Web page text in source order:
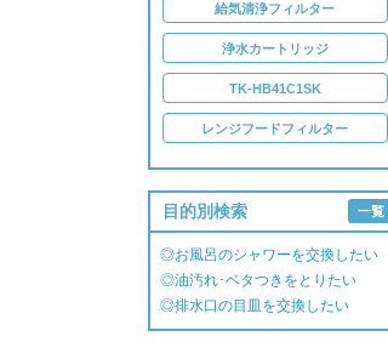
給気清浄フィルター
浄水カートリッジ
TK-HB41C1SK
レンジフードフィルター
目的別検索 一覧
◎お風呂のシャワーを交換したい
◎油汚れ･ベタつきをとりたい
◎排水口の目皿を交換したい